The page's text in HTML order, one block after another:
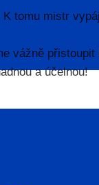
tomu mistr
vážně
a účelnou!